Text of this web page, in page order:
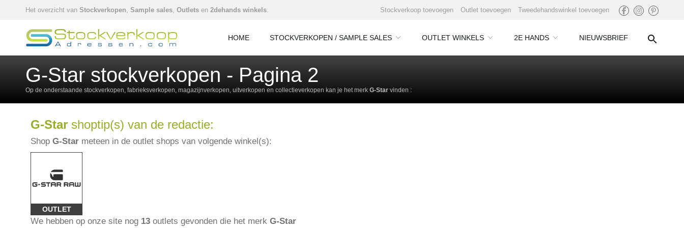
Het overzicht van Stockverkopen, Sample sales, Outlets en 2dehands winkels. Stockverkoop toevoegen Outlet toevoegen Tweedehandswinkel toevoegen
HOME STOCKVERKOPEN / SAMPLE SALES OUTLET WINKELS 2E HANDS NIEUWSBRIEF
G-Star stockverkopen - Pagina 2
Op de onderstaande stockverkopen, fabrieksverkopen, magazijnverkopen, uitverkopen en collectieverkopen kan je het merk G-Star vinden :
G-Star shoptip(s) van de redactie:
Shop G-Star meteen in de outlet shops van volgende winkel(s):
OUTLET
We hebben op onze site nog 13 outlets gevonden die het merk G-Star